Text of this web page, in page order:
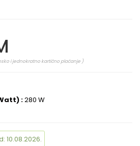
i jednokratno kartično plaćanje )
:280 W
10.08.2026.